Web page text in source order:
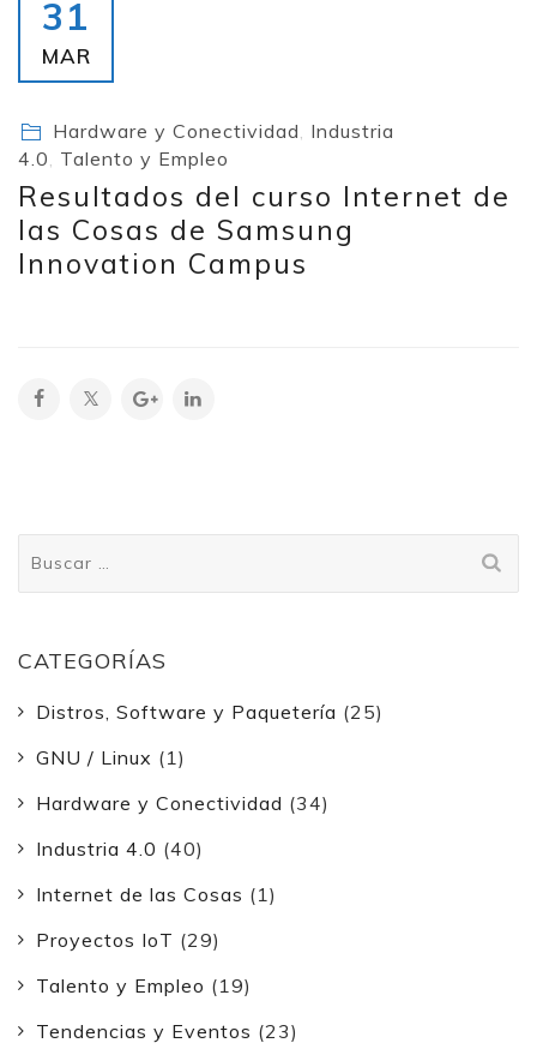
31
MAR
Hardware y Conectividad Industria
4.0 Talento y Empleo
Resultados del curso Internet de
las Cosas de Samsung
Innovation Campus
CATEGORÍAS
Distros, Software y Paquetería (25)
GNU / Linux (1)
Hardware y Conectividad (34)
Industria 4.0 (40)
Internet de las Cosas (1)
Proyectos IoT (29)
Talento y Empleo (19)
Tendencias y Eventos (23)